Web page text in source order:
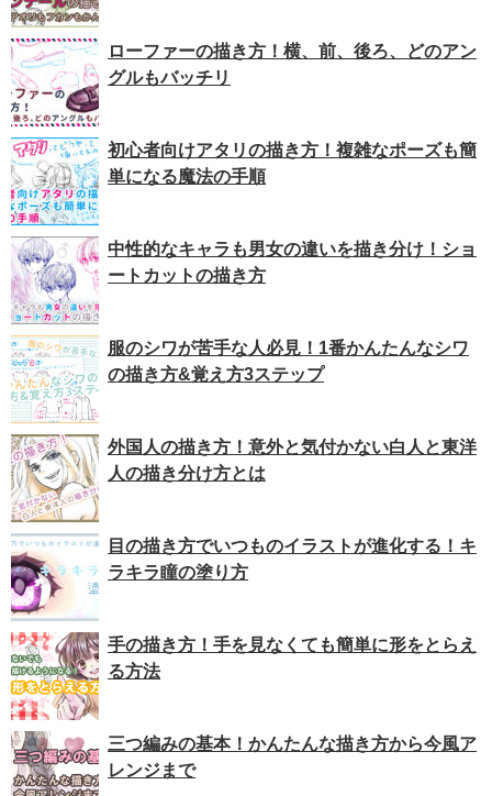
ローファーの描き方！横、前、後ろ、どのアン
グルもバッチリ
初心者向けアタリの描き方！複雑なポーズも簡
単になる魔法の手順
中性的なキャラも男女の違いを描き分け！ショ
ートカットの描き方
服のシワが苦手な人必見！1番かんたんなシワ
の描き方&覚え方3ステップ
外国人の描き方！意外と気付かない白人と東洋
人の描き分け方とは
目の描き方でいつものイラストが進化する！キ
ラキラ瞳の塗り方
手の描き方！手を見なくても簡単に形をとらえ
る方法
三つ編みの基本！かんたんな描き方から今風ア
レンジまで